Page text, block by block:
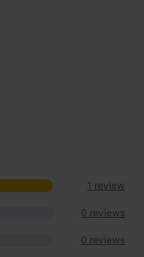
1 review
0 reviews
0 reviews